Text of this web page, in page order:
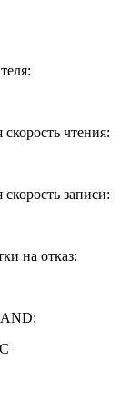
чтения:
записи:
на отказ: